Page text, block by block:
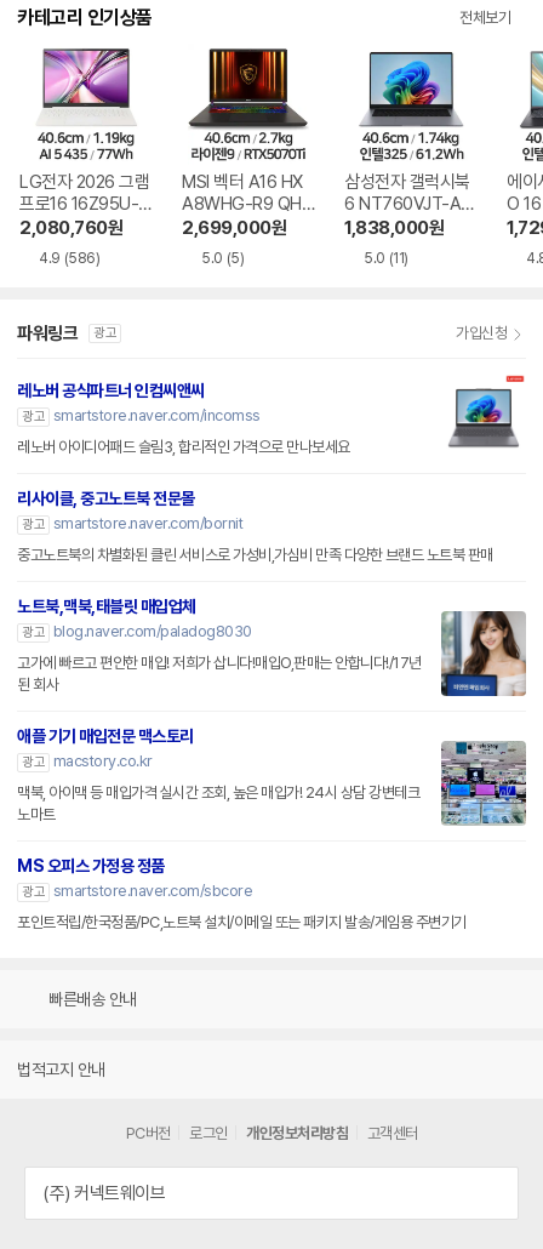
카테고리 인기상품 전체보기
LG전자 2026 그램
프로16 16Z95U-G
S5WK
2,080,760원
4.9 (586)
MSI 벡터 A16 HX
A8WHG-R9 QHD
+
2,699,000원
5.0 (5)
삼성전자 갤럭시북
6 NT760VJT-A51
A
1,838,000원
5.0 (11)
에이
O
1-
파워링크 광고 가입신청
레노버 공식파트너 인컴씨앤씨
광고 smartstore.naver.com/incomss
레노버 아이디어패드 슬림3, 합리적인 가격으로 만나보세요
리사이클, 중고노트북 전문몰
광고 smartstore.naver.com/bornit
중고노트북의 차별화된 클린 서비스로 가성비,가심비 만족 다양한 브랜드 노트북 판매
노트북,맥북,태블릿 매입업체
광고
blog.naver.com/paladog8030
고가에 빠르고 편안한 매입! 저희가 삽니다!매입O,판매는 안합니다!/17년
된 회사
애플 기기 매입전문 맥스토리
광고
macstory.co.kr
맥북, 아이맥 등 매입가격 실시간 조회, 높은 매입가! 24시 상담 강변테크
노마트
MS 오피스 가정용 정품
광고 smartstore.naver.com/sbcore
포인트적립/한국정품/PC,노트북 설치/이메일 또는 패키지 발송/게임용 주변기기
빠른배송 안내
법적고지 안내
PC버전 로그인 개인정보처리방침 고객센터
(주) 커넥트웨이브